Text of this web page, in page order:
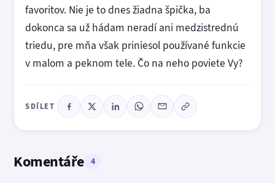
favoritov. Nie je to dnes žiadna špička, ba
dokonca sa už hádam neradí ani medzistrednú
triedu, pre mňa však priniesol používané funkcie
v malom a peknom tele. Čo na neho poviete Vy?
SDÍLET
Komentáře 4